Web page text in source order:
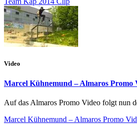
Video
Marcel Kühnemund – Almaros Promo
Auf das Almaros Promo Video folgt nun
Marcel Kühnemund – Almaros Promo